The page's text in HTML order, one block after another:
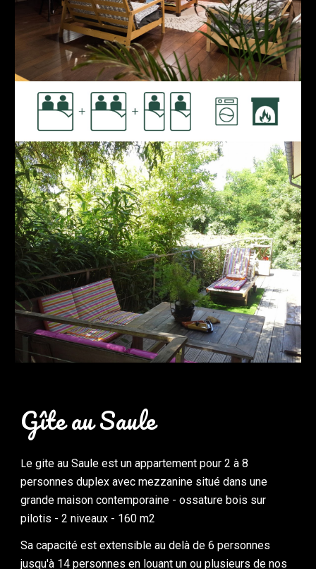
Gîte au Saule
Le gite au Saule est un appartement pour 2 à 8
personnes duplex avec mezzanine situé dans une
grande maison contemporaine - ossature bois sur
pilotis - 2 niveaux - 160 m2
Sa capacité est extensible au delà de 6 personnes
jusqu'à 14 personnes en louant un ou plusieurs de nos